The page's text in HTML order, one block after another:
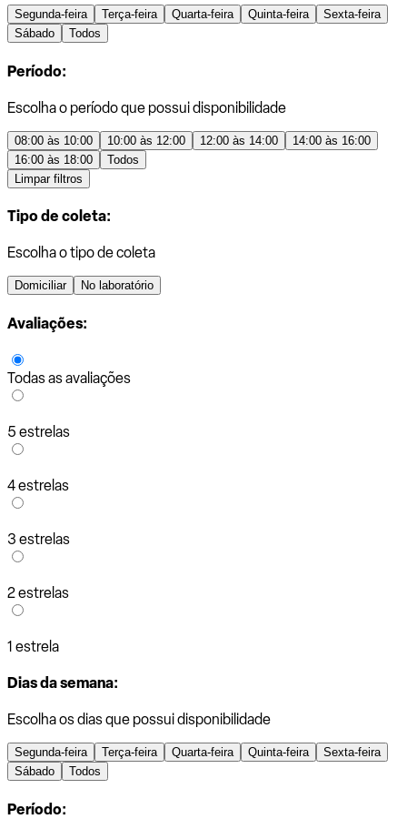
Segunda-feira Terça-feira Quarta-feira Quinta-feira
Sexta-feira
Sábado
Todos
Período:
Escolha o período que possui disponibilidade
08:00 às 10:00 10:00 às 12:00 12:00 às 14:00
14:00 às 16:00
16:00 às 18:00
Todos
Limpar filtros
Tipo de coleta:
Escolha o tipo de coleta
Domiciliar No laboratório
Avaliações:
Todas as avaliações
5 estrelas
4 estrelas
3 estrelas
2 estrelas
1 estrela
Dias da semana:
Escolha os dias que possui disponibilidade
Segunda-feira Terça-feira Quarta-feira Quinta-feira
Sexta-feira
Sábado
Todos
Período: